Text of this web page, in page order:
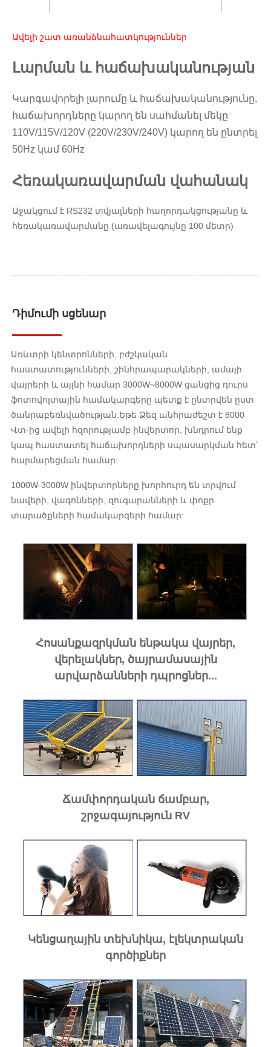
Ավելի շատ առանձնահատկություններ
Լարման և հաճախականության
Կարգավորելի լարումը և հաճախականությունը,
հաճախորդները կարող են սահմանել մեկը
110V/115V/120V (220V/230V/240V) կարող են ընտրել
50Hz կամ 60Hz
Հեռակառավարման վահանակ
Աջակցում է RS232 տվյալների հաղորդակցությանը և
հեռակառավարմանը (առավելագույնը 100 մետր)
Դիմումի սցենար
Առևտրի կենտրոնների, բժշկական
հաստատությունների, շինհրապարակների, ամայի
վայրերի և այլնի համար 3000W~8000W ցանցից դուրս
ֆոտովոլտային համակարգերը պետք է ընտրվեն ըստ
ծանրաբեռնվածության:Եթե ​​Ձեզ անհրաժեշտ է 8000
Վտ-ից ավելի հզորությամբ ինվերտոր, խնդրում ենք
կապ հաստատել հաճախորդների սպասարկման հետ՝
հարմարեցման համար:
1000W-3000W ինվերտորները խորհուրդ են տրվում
նավերի, վագոնների, զուգարանների և փոքր
տարածքների համակարգերի համար:
Հոսանքազրկման ենթակա վայրեր,
վերելակներ, ծայրամասային
արվարձանների դպրոցներ...
Ճամփորդական ճամբար,
շրջագայություն RV
Կենցաղային տեխնիկա, էլեկտրական
գործիքներ